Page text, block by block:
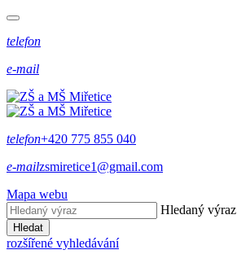
telefon
e-mail
telefon+420 775 855 040
e-mailzsmiretice1@gmail.com
Mapa webu
Hledaný výraz
Hledat
rozšířené vyhledávání